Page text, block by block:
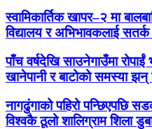
स्वामिकार्तिक खापर–२ मा
विद्यालय र अभिभावकलाई
पाँच वर्षदेखि साउनेगाउँमा रोपाईं
खानेपानी र बाटोको समस्या झन्
नागढुंगाको पहिरो पन्छिएपछि
विश्वकै ठूलो शालिग्राम शिला